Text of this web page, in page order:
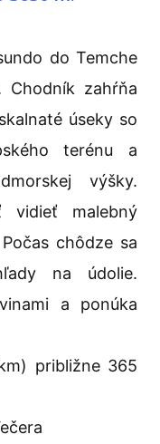
do Temche
zahŕňa
úseky so
terénu a
výšky.
vidieť malebný
chôdze sa
na údolie.
a ponúka
približne 365